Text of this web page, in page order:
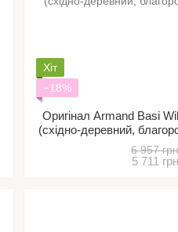
Хіт
−18%
Оригінал Armand Basi
(східно-деревний,
6 957
5 711 грн